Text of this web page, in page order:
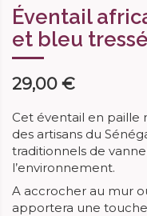
Éventail
et bleu
29,00 €
Cet éventail en paille
des artisans du
traditionnels de
l’environnement.
A accrocher au mur
apportera une